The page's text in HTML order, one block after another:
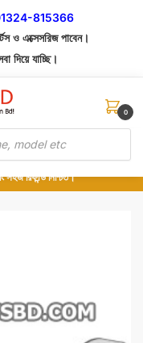
815366
ও এক্সেসরিজ পাবেন।
দিয়ে যাচ্ছি।
0
কুরিয়ার সার্ভিসে ডেলিভারি।
দিন, না হলে ৫ মিনিটে ১৯৯
সহজ রিফান্ড নিশ্চিত।